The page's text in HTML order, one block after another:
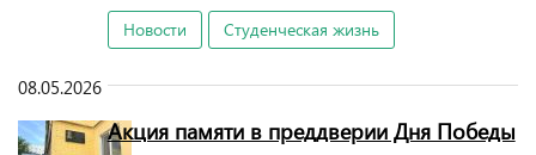
Новости Студенческая жизнь
08.05.2026
Акция памяти в преддверии Дня Победы